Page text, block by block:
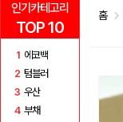
인기카테고리
TOP 10
1 에코백
2 텀블러
3 우산
4 부채
홈